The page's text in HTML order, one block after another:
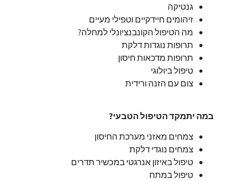
גנטיקה
זיהומים חיידקיים וטפילי מעיים
מה הטיפול הקונבנציונלי למחלה?
תרופות נוגדות דלקת
תרופות מדכאות חיסון
טיפול ביולוגי
צום עם הזנה ורידית
במה יתמקד הטיפול הטבעי?
צמחים מאזני מערכת החיסון
צמחים נוגדי דלקת
טיפול באיזון אנרגטי במכשיר תדרים
טיפול במתח